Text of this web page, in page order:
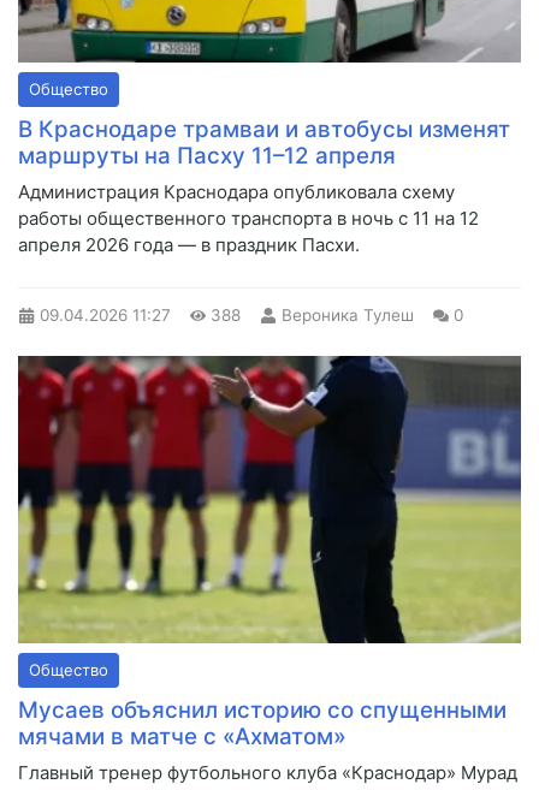
Общество
В Краснодаре трамваи и автобусы изменят
маршруты на Пасху 11–12 апреля
Администрация Краснодара опубликовала схему
работы общественного транспорта в ночь с 11 на 12
апреля 2026 года — в праздник Пасхи.
09.04.2026 11:27 388 Вероника Тулеш 0
Общество
Мусаев объяснил историю со спущенными
мячами в матче с «Ахматом»
Главный тренер футбольного клуба «Краснодар» Мурад